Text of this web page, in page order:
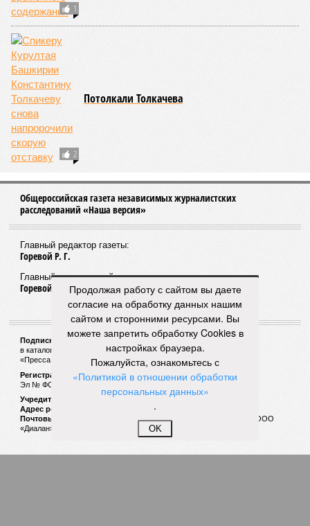
1
2
Потолкали Толкачева
Общероссийская газета независимых журналистских
расследований «Наша версия»
Главный редактор газеты:
Горевой Р. Г.
Главный редактор сайта:
Горевой Р. Г.
Подписной индекс газеты «Наша версия»:
в каталоге «Почта России» —99266
«Пресса России» (зелёный) —41522
Регистрационный номер Роскомнадзора
Эл № ФС77-53847 от 26.04.2013.
Учредитель ООО «Версия»
Адрес редакции:
123100, Россия, Москва, улица 1905 года, 7с1
Почтовый адрес редакции:
123022, Россия, Москва, а/я 29. для ООО
«Диалан»
Продолжая работу с сайтом вы даете
согласие на обработку данных нашим
сайтом и сторонними ресурсами. Вы
можете запретить обработку Cookies в
настройках браузера.
Пожалуйста, ознакомьтесь с
«Политикой в отношении обработки
персональных данных»
.
OK